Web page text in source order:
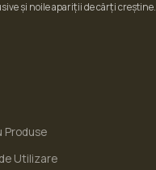
și noile apariții de cărți creștine.
Produse
Utilizare